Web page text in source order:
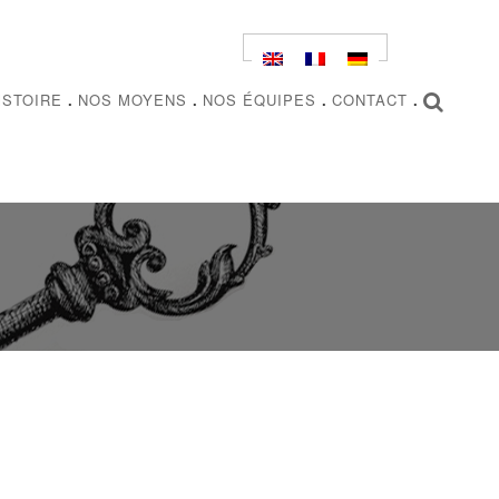
. NOS MOYENS . NOS ÉQUIPES . CONTACT . RECHERCHER